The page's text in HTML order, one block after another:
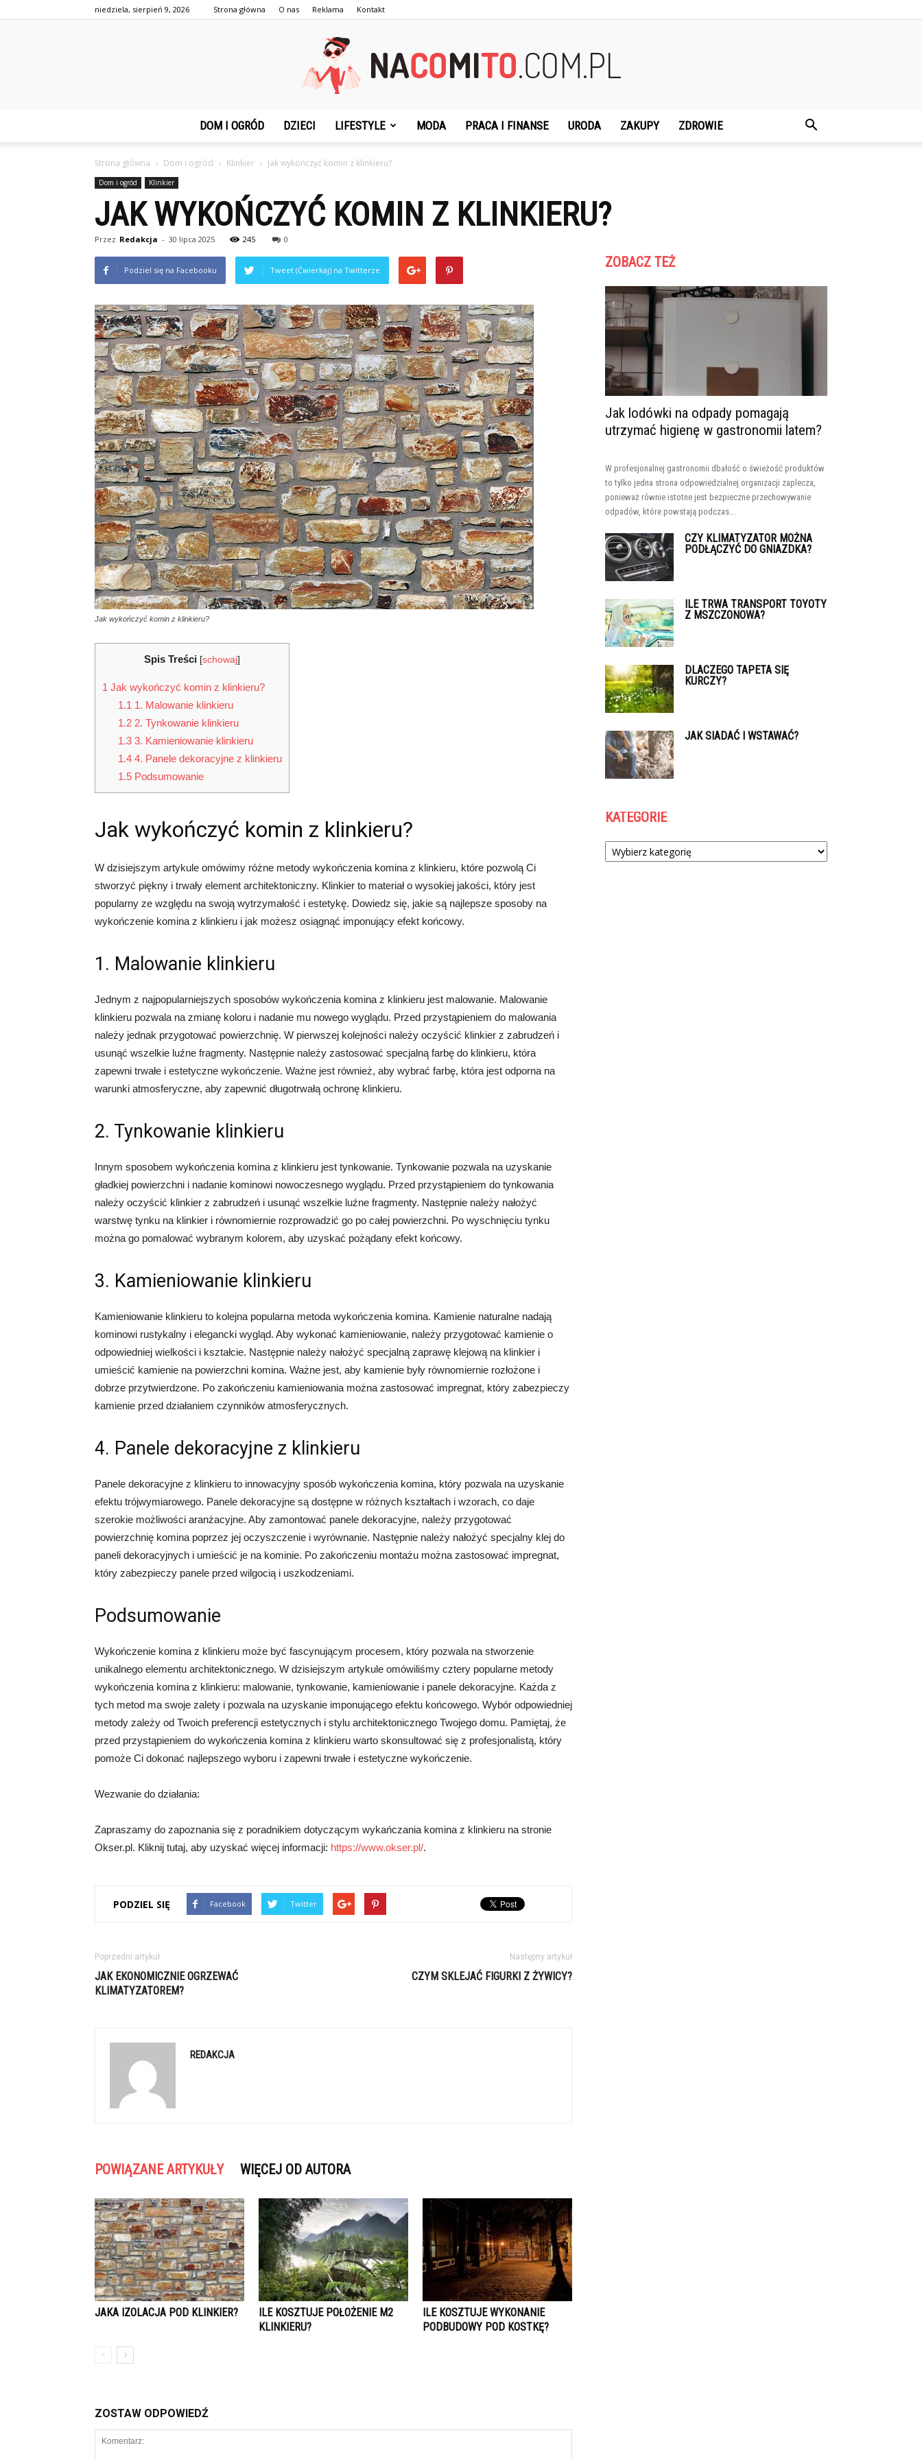
niedziela, sierpień 9, 2026 Strona główna O nas Reklama Kontakt
DOM I OGRÓD DZIECI LIFESTYLE MODA PRACA I FINANSE URODA ZAKUPY ZDROWIE
Strona główna Dom i ogród Klinkier Jak wykończyć komin z klinkieru?
Dom i ogród Klinkier
JAK WYKOŃCZYĆ KOMIN Z KLINKIERU?
Przez Redakcja - 30 lipca 2025 245 0
Podziel się na Facebooku Tweet (Ćwierkaj) na Twitterze
Jak wykończyć komin z klinkieru?
Spis Treści [schowaj]
1 Jak wykończyć komin z klinkieru?
1.1 1. Malowanie klinkieru
1.22. Tynkowanie klinkieru
1.33. Kamieniowanie klinkieru
1.44. Panele dekoracyjne z klinkieru
1.5Podsumowanie
Jak wykończyć komin z klinkieru?
W dzisiejszym artykule omówimy różne metody wykończenia komina z klinkieru, które pozwolą Ci
stworzyć piękny i trwały element architektoniczny. Klinkier to materiał o wysokiej jakości, który jest
popularny ze względu na swoją wytrzymałość i estetykę. Dowiedz się, jakie są najlepsze sposoby na
wykończenie komina z klinkieru i jak możesz osiągnąć imponujący efekt końcowy.
1. Malowanie klinkieru
Jednym z najpopularniejszych sposobów wykończenia komina z klinkieru jest malowanie. Malowanie
klinkieru pozwala na zmianę koloru i nadanie mu nowego wyglądu. Przed przystąpieniem do malowania
należy jednak przygotować powierzchnię. W pierwszej kolejności należy oczyścić klinkier z zabrudzeń i
usunąć wszelkie luźne fragmenty. Następnie należy zastosować specjalną farbę do klinkieru, która
zapewni trwałe i estetyczne wykończenie. Ważne jest również, aby wybrać farbę, która jest odporna na
warunki atmosferyczne, aby zapewnić długotrwałą ochronę klinkieru.
2. Tynkowanie klinkieru
Innym sposobem wykończenia komina z klinkieru jest tynkowanie. Tynkowanie pozwala na uzyskanie
gładkiej powierzchni i nadanie kominowi nowoczesnego wyglądu. Przed przystąpieniem do tynkowania
należy oczyścić klinkier z zabrudzeń i usunąć wszelkie luźne fragmenty. Następnie należy nałożyć
warstwę tynku na klinkier i równomiernie rozprowadzić go po całej powierzchni. Po wyschnięciu tynku
można go pomalować wybranym kolorem, aby uzyskać pożądany efekt końcowy.
3. Kamieniowanie klinkieru
Kamieniowanie klinkieru to kolejna popularna metoda wykończenia komina. Kamienie naturalne nadają
kominowi rustykalny i elegancki wygląd. Aby wykonać kamieniowanie, należy przygotować kamienie o
odpowiedniej wielkości i kształcie. Następnie należy nałożyć specjalną zaprawę klejową na klinkier i
umieścić kamienie na powierzchni komina. Ważne jest, aby kamienie były równomiernie rozłożone i
dobrze przytwierdzone. Po zakończeniu kamieniowania można zastosować impregnat, który zabezpieczy
kamienie przed działaniem czynników atmosferycznych.
4. Panele dekoracyjne z klinkieru
Panele dekoracyjne z klinkieru to innowacyjny sposób wykończenia komina, który pozwala na uzyskanie
efektu trójwymiarowego. Panele dekoracyjne są dostępne w różnych kształtach i wzorach, co daje
szerokie możliwości aranżacyjne. Aby zamontować panele dekoracyjne, należy przygotować
powierzchnię komina poprzez jej oczyszczenie i wyrównanie. Następnie należy nałożyć specjalny klej do
paneli dekoracyjnych i umieścić je na kominie. Po zakończeniu montażu można zastosować impregnat,
który zabezpieczy panele przed wilgocią i uszkodzeniami.
Podsumowanie
Wykończenie komina z klinkieru może być fascynującym procesem, który pozwala na stworzenie
unikalnego elementu architektonicznego. W dzisiejszym artykule omówiliśmy cztery popularne metody
wykończenia komina z klinkieru: malowanie, tynkowanie, kamieniowanie i panele dekoracyjne. Każda z
tych metod ma swoje zalety i pozwala na uzyskanie imponującego efektu końcowego. Wybór odpowiedniej
metody zależy od Twoich preferencji estetycznych i stylu architektonicznego Twojego domu. Pamiętaj, że
przed przystąpieniem do wykończenia komina z klinkieru warto skonsultować się z profesjonalistą, który
pomoże Ci dokonać najlepszego wyboru i zapewni trwałe i estetyczne wykończenie.
Wezwanie do działania:
Zapraszamy do zapoznania się z poradnikiem dotyczącym wykańczania komina z klinkieru na stronie
Okser.pl. Kliknij tutaj, aby uzyskać więcej informacji: https://www.okser.pl/.
PODZIEL SIĘ Facebook Twitter
Poprzedni artykuł
JAK EKONOMICZNIE OGRZEWAĆ
KLIMATYZATOREM?
Następny artykuł
CZYM SKLEJAĆ FIGURKI Z ŻYWICY?
REDAKCJA
POWIĄZANE ARTYKUŁY WIĘCEJ OD AUTORA
JAKA IZOLACJA POD KLINKIER?
ILE KOSZTUJE POŁOŻENIE M2
KLINKIERU?
ILE KOSZTUJE WYKONANIE
PODBUDOWY POD KOSTKĘ?
ZOSTAW ODPOWIEDŹ
ZOBACZ TEŻ
Jak lodówki na odpady pomagają
utrzymać higienę w gastronomii latem?
W profesjonalnej gastronomii dbałość o świeżość produktów
to tylko jedna strona odpowiedzialnej organizacji zaplecza,
ponieważ równie istotne jest bezpieczne przechowywanie
odpadów, które powstają podczas...
CZY KLIMATYZATOR MOŻNA
PODŁĄCZYĆ DO GNIAZDKA?
ILE TRWA TRANSPORT TOYOTY
Z MSZCZONOWA?
DLACZEGO TAPETA SIĘ
KURCZY?
JAK SIADAĆ I WSTAWAĆ?
KATEGORIE
Kategorie